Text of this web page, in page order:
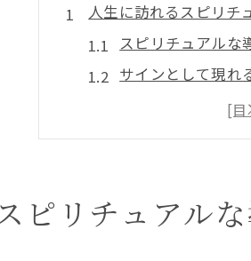
人生に訪れるスピリチ
スピリチュアルな
サインとして現れ
直感とスピリチュ
スピリチュアルな
心の声に従う幸運サ
心の声とスピリチ
ピリチュアル